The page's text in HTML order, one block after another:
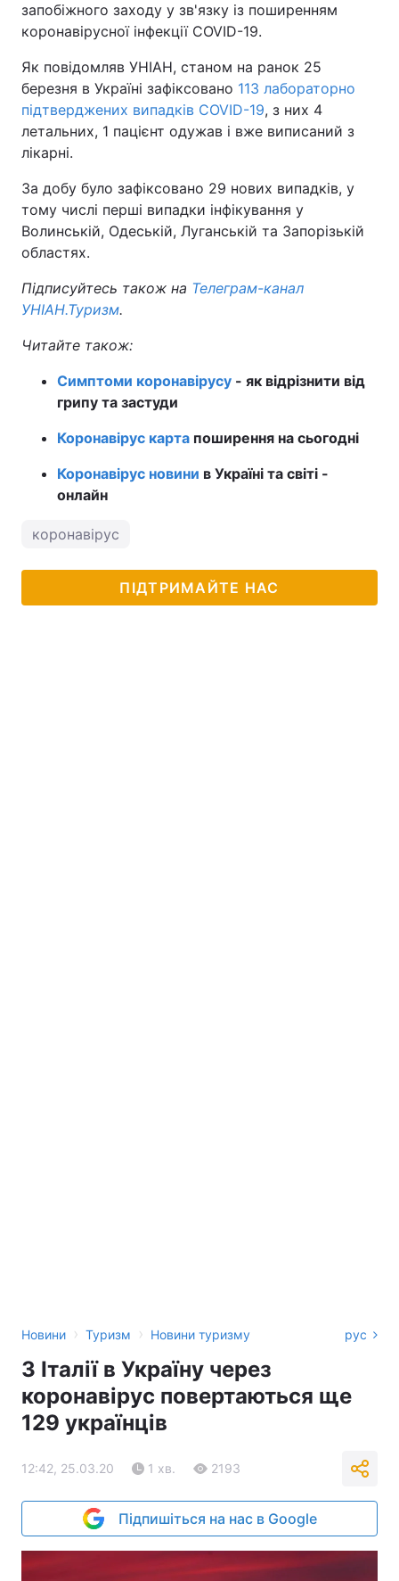
запобіжного заходу у зв'язку із поширенням
коронавірусної інфекції COVID-19.
Як повідомляв УНІАН, станом на ранок 25
березня в Україні зафіксовано 113 лабораторно
підтверджених випадків COVID-19, з них 4
летальних, 1 пацієнт одужав і вже виписаний з
лікарні.
За добу було зафіксовано 29 нових випадків, у
тому числі перші випадки інфікування у
Волинській, Одеській, Луганській та Запорізькій
областях.
Підписуйтесь також на Телеграм-канал
УНІАН.Туризм.
Читайте також:
Симптоми коронавірусу - як відрізнити від
грипу та застуди
Коронавірус карта поширення на сьогодні
Коронавірус новини в Україні та світі -
онлайн
коронавірус
ПІДТРИМАЙТЕ НАС
Новини › Туризм › Новини туризму рус
З Італії в Україну через
коронавірус повертаються ще
129 українців
12:42, 25.03.20 1 хв. 2193
Підпишіться на нас в Google